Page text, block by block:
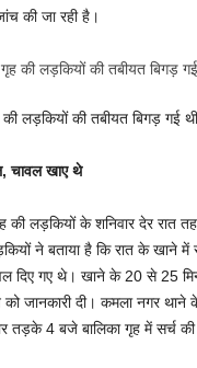
की जा रही है।
की लड़कियों की तबीयत बिगड़ गई
चावल खाए थे
की लड़कियों के शनिवार देर रात
ने बताया है कि रात के खाने में
दिए गए थे। खाने के 20 से 25
को जानकारी दी। कमला नगर थाने
तड़के 4 बजे बालिका गृह में सर्च